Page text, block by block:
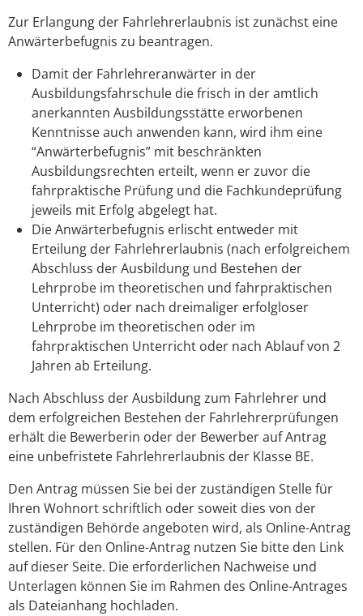
Zur Erlangung der Fahrlehrerlaubnis ist zunächst eine
Anwärterbefugnis zu beantragen.
Damit der Fahrlehreranwärter in der
Ausbildungsfahrschule die frisch in der amtlich
anerkannten Ausbildungsstätte erworbenen
Kenntnisse auch anwenden kann, wird ihm eine
“Anwärterbefugnis” mit beschränkten
Ausbildungsrechten erteilt, wenn er zuvor die
fahrpraktische Prüfung und die Fachkundeprüfung
jeweils mit Erfolg abgelegt hat.
Die Anwärterbefugnis erlischt entweder mit
Erteilung der Fahrlehrerlaubnis (nach erfolgreichem
Abschluss der Ausbildung und Bestehen der
Lehrprobe im theoretischen und fahrpraktischen
Unterricht) oder nach dreimaliger erfolgloser
Lehrprobe im theoretischen oder im
fahrpraktischen Unterricht oder nach Ablauf von 2
Jahren ab Erteilung.
Nach Abschluss der Ausbildung zum Fahrlehrer und
dem erfolgreichen Bestehen der Fahrlehrerprüfungen
erhält die Bewerberin oder der Bewerber auf Antrag
eine unbefristete Fahrlehrerlaubnis der Klasse BE.
Den Antrag müssen Sie bei der zuständigen Stelle für
Ihren Wohnort schriftlich oder soweit dies von der
zuständigen Behörde angeboten wird, als Online-Antrag
stellen. Für den Online-Antrag nutzen Sie bitte den Link
auf dieser Seite. Die erforderlichen Nachweise und
Unterlagen können Sie im Rahmen des Online-Antrages
als Dateianhang hochladen.